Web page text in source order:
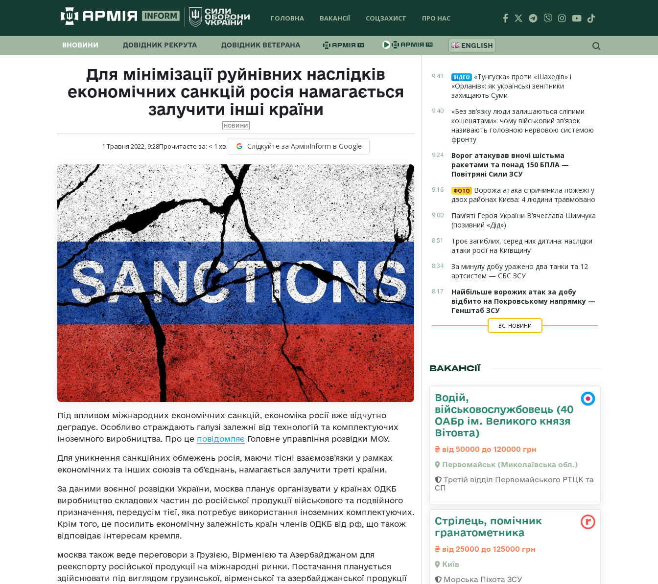
ГОЛОВНА ВАКАНСІЇ СОЦЗАХИСТ ПРО НАС
#НОВИНИ ДОВІДНИК РЕКРУТА ДОВІДНИК ВЕТЕРАНА ENGLISH
Для мінімізації руйнівних наслідків
економічних санкцій росія намагається
залучити інші країни
НОВИНИ
1 Травня 2022, 9:28Прочитаєте за: < 1 хв. Слідкуйте за АрміяInform в Google
Під впливом міжнародних економічних санкцій, економіка росії вже відчутно
деградує. Особливо страждають галузі залежні від технологій та комплектуючих
іноземного виробництва. Про це повідомляє Головне управління розвідки МОУ.
Для уникнення санкційних обмежень росія, маючи тісні взаємозв’язки у рамках
економічних та інших союзів та об’єднань, намагається залучити треті країни.
За даними воєнної розвідки України, москва планує організувати у країнах ОДКБ
виробництво складових частин до російської продукції військового та подвійного
призначення, передусім тієї, яка потребує використання іноземних комплектуючих.
Крім того, це посилить економічну залежність країн членів ОДКБ від рф, що також
відповідає інтересам кремля.
москва також веде переговори з Грузією, Вірменією та Азербайджаном для
реекспорту російської продукції на міжнародні ринки. Постачання планується
здійснювати під виглядом грузинської, вірменської та азербайджанської продукції
9:43 ВІДЕО
«Тунгуска» проти «Шахедів» і
«Орланів»: як українські зенітники
захищають Суми
9:40
«Без зв’язку люди залишаються сліпими
кошенятами»: чому військовий зв’язок
називають головною нервовою системою
фронту
9:24
Ворог атакував вночі шістьма
ракетами та понад 150 БПЛА —
Повітряні Сили ЗСУ
9:16 ФОТО
Ворожа атака спричинила пожежі у
двох районах Києва: 4 людини травмовано
9:00
Пам’яті Героя України В’ячеслава Шимчука
(позивний «Дід»)
8:51
Троє загиблих, серед них дитина: наслідки
атаки росії на Київщину
8:34
За минулу добу уражено два танки та 12
артсистем — СБС ЗСУ
8:17
Найбільше ворожих атак за добу
відбито на Покровському напрямку —
Генштаб ЗСУ
ВСІ НОВИНИ
ВАКАНСІЇ
Водій,
військовослужбовець (40
ОАБр ім. Великого князя
Вітовта)
від 50000 до 120000 грн
Первомайськ (Миколаївська обл.)
Третій відділ Первомайського РТЦК та
СП
Стpілець, помічник
гpанатометника
від 25000 до 125000 грн
Київ
Морська Піхота ЗСУ